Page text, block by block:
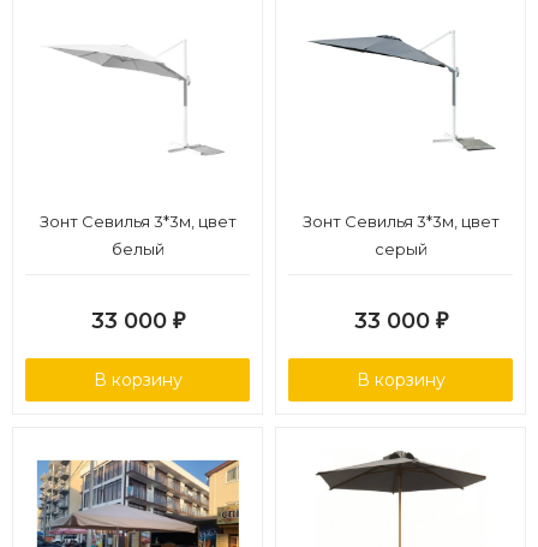
Зонт Севилья 3*3м, цвет
белый
33 000 ₽
В корзину
Зонт Севилья 3*3м, цвет
серый
33 000 ₽
В корзину